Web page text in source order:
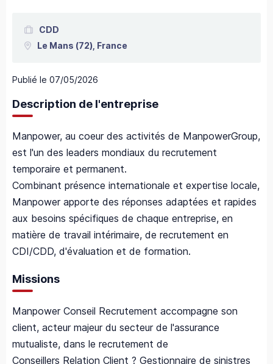
CDD
Le Mans (72), France
Publié le 07/05/2026
Description de l'entreprise
Manpower, au coeur des activités de ManpowerGroup,
est l'un des leaders mondiaux du recrutement
temporaire et permanent.
Combinant présence internationale et expertise locale,
Manpower apporte des réponses adaptées et rapides
aux besoins spécifiques de chaque entreprise, en
matière de travail intérimaire, de recrutement en
CDI/CDD, d'évaluation et de formation.
Missions
Manpower Conseil Recrutement accompagne son
client, acteur majeur du secteur de l'assurance
mutualiste, dans le recrutement de
Conseillers Relation Client ? Gestionnaire de sinistres